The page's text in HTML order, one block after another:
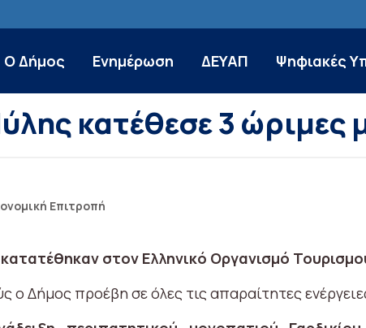
Ο Δήμος Ενημέρωση ΔΕΥΑΠ Ψηφιακές
κατέθεσε 3 ώριμες
Επιτροπή
κατατέθηκαν στον Ελληνικό Οργανισμό
ο Δήμος προέβη σε όλες τις απαραίτητες